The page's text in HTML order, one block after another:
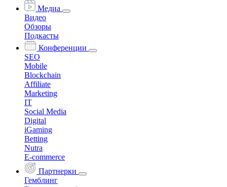
Медиа
Видео
Обзоры
Подкасты
Конференции
SEO
Mobile
Blockchain
Affiliate
Marketing
IT
Social Media
Digital
iGaming
Betting
Nutra
E-commerce
Партнерки
Гемблинг